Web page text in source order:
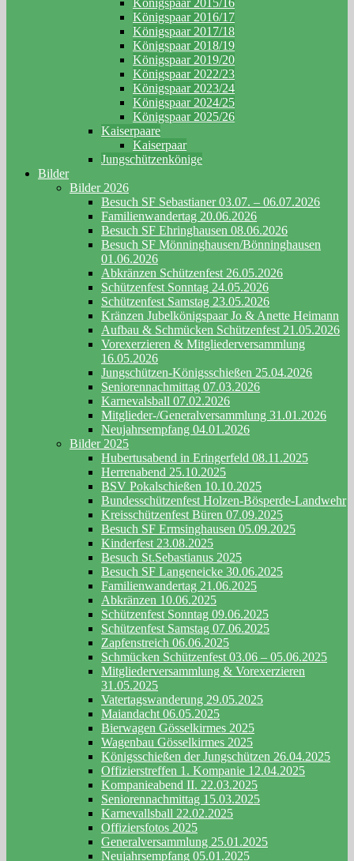
Königspaar 2016/17
Königspaar 2017/18
Königspaar 2018/19
Königspaar 2019/20
Königspaar 2022/23
Königspaar 2023/24
Königspaar 2024/25
Königspaar 2025/26
Kaiserpaare
Kaiserpaar
Jungschützenkönige
Bilder
Bilder 2026
Besuch SF Sebastianer 03.07. – 06.07.2026
Familienwandertag 20.06.2026
Besuch SF Ehringhausen 08.06.2026
Besuch SF Mönninghausen/Bönninghausen
01.06.2026
Abkränzen Schützenfest 26.05.2026
Schützenfest Sonntag 24.05.2026
Schützenfest Samstag 23.05.2026
Kränzen Jubelkönigspaar Jo & Anette Heimann
Aufbau & Schmücken Schützenfest 21.05.2026
Vorexerzieren & Mitgliederversammlung
16.05.2026
Jungschützen-Königsschießen 25.04.2026
Seniorennachmittag 07.03.2026
Karnevalsball 07.02.2026
Mitglieder-/Generalversammlung 31.01.2026
Neujahrsempfang 04.01.2026
Bilder 2025
Hubertusabend in Eringerfeld 08.11.2025
Herrenabend 25.10.2025
BSV Pokalschießen 10.10.2025
Bundesschützenfest Holzen-Bösperde-Landwehr
Kreisschützenfest Büren 07.09.2025
Besuch SF Ermsinghausen 05.09.2025
Kinderfest 23.08.2025
Besuch St.Sebastianus 2025
Besuch SF Langeneicke 30.06.2025
Familienwandertag 21.06.2025
Abkränzen 10.06.2025
Schützenfest Sonntag 09.06.2025
Schützenfest Samstag 07.06.2025
Zapfenstreich 06.06.2025
Schmücken Schützenfest 03.06 – 05.06.2025
Mitgliederversammlung & Vorexerzieren
31.05.2025
Vatertagswanderung 29.05.2025
Maiandacht 06.05.2025
Bierwagen Gösselkirmes 2025
Wagenbau Gösselkirmes 2025
Königsschießen der Jungschützen 26.04.2025
Offizierstreffen 1. Kompanie 12.04.2025
Kompanieabend II. 22.03.2025
Seniorennachmittag 15.03.2025
Karnevallsball 22.02.2025
Offiziersfotos 2025
Generalversammlung 25.01.2025
Neujahrsempfang 05.01.2025